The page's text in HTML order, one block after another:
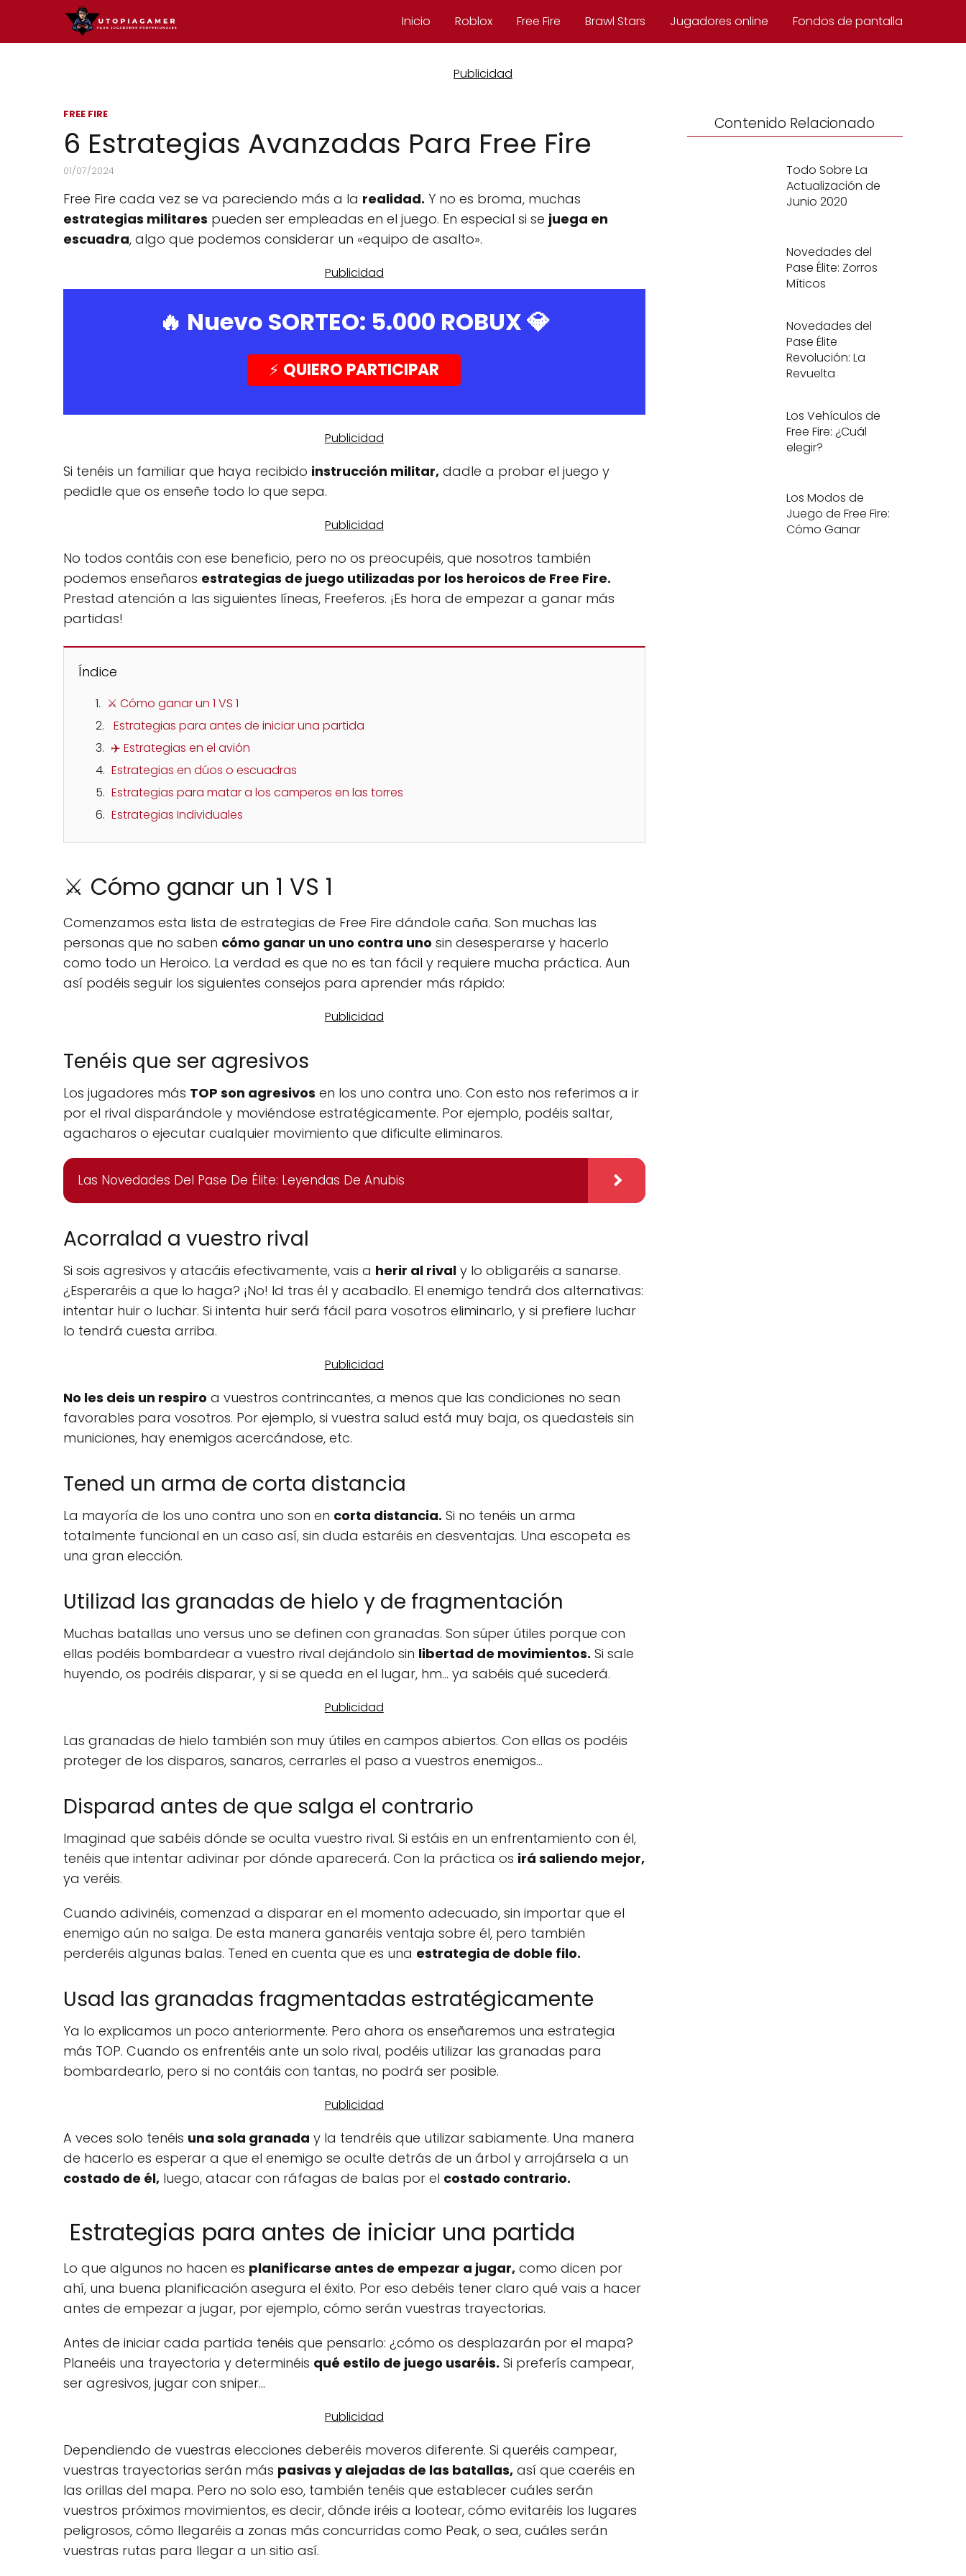
Inicio Roblox Free Fire Brawl Stars Jugadores online Fondos de pantalla
FREE FIRE
6 Estrategias Avanzadas Para Free Fire
01/07/2024
Free Fire cada vez se va pareciendo más a la realidad. Y no es broma, muchas
estrategias militares pueden ser empleadas en el juego. En especial si se juega en
escuadra, algo que podemos considerar un «equipo de asalto».
🔥 Nuevo SORTEO: 5.000 ROBUX💎
⚡️ QUIERO PARTICIPAR
Si tenéis un familiar que haya recibido instrucción militar, dadle a probar el juego y
pedidle que os enseñe todo lo que sepa.
No todos contáis con ese beneficio, pero no os preocupéis, que nosotros también
podemos enseñaros estrategias de juego utilizadas por los heroicos de Free Fire.
Prestad atención a las siguientes líneas, Freeferos. ¡Es hora de empezar a ganar más
partidas!
Índice
⚔️ Cómo ganar un 1 VS 1
️ Estrategias para antes de iniciar una partida
✈️ Estrategias en el avión
Estrategias en dúos o escuadras
Estrategias para matar a los camperos en las torres
Estrategias Individuales
⚔️ Cómo ganar un 1 VS 1
Comenzamos esta lista de estrategias de Free Fire dándole caña. Son muchas las
personas que no saben cómo ganar un uno contra uno sin desesperarse y hacerlo
como todo un Heroico. La verdad es que no es tan fácil y requiere mucha práctica. Aun
así podéis seguir los siguientes consejos para aprender más rápido:
Tenéis que ser agresivos
Los jugadores más TOP son agresivos en los uno contra uno. Con esto nos referimos a ir
por el rival disparándole y moviéndose estratégicamente. Por ejemplo, podéis saltar,
agacharos o ejecutar cualquier movimiento que dificulte eliminaros.
Las Novedades Del Pase De Élite: Leyendas De Anubis
Acorralad a vuestro rival
Si sois agresivos y atacáis efectivamente, vais a herir al rival y lo obligaréis a sanarse.
¿Esperaréis a que lo haga? ¡No! Id tras él y acabadlo. El enemigo tendrá dos alternativas:
intentar huir o luchar. Si intenta huir será fácil para vosotros eliminarlo, y si prefiere luchar
lo tendrá cuesta arriba.
No les deis un respiro a vuestros contrincantes, a menos que las condiciones no sean
favorables para vosotros. Por ejemplo, si vuestra salud está muy baja, os quedasteis sin
municiones, hay enemigos acercándose, etc.
Tened un arma de corta distancia
La mayoría de los uno contra uno son en corta distancia. Si no tenéis un arma
totalmente funcional en un caso así, sin duda estaréis en desventajas. Una escopeta es
una gran elección.
Utilizad las granadas de hielo y de fragmentación
Muchas batallas uno versus uno se definen con granadas. Son súper útiles porque con
ellas podéis bombardear a vuestro rival dejándolo sin libertad de movimientos. Si sale
huyendo, os podréis disparar, y si se queda en el lugar, hm… ya sabéis qué sucederá.
Las granadas de hielo también son muy útiles en campos abiertos. Con ellas os podéis
proteger de los disparos, sanaros, cerrarles el paso a vuestros enemigos…
Disparad antes de que salga el contrario
Imaginad que sabéis dónde se oculta vuestro rival. Si estáis en un enfrentamiento con él,
tenéis que intentar adivinar por dónde aparecerá. Con la práctica os irá saliendo mejor,
ya veréis.
Cuando adivinéis, comenzad a disparar en el momento adecuado, sin importar que el
enemigo aún no salga. De esta manera ganaréis ventaja sobre él, pero también
perderéis algunas balas. Tened en cuenta que es una estrategia de doble filo.
Usad las granadas fragmentadas estratégicamente
Ya lo explicamos un poco anteriormente. Pero ahora os enseñaremos una estrategia
más TOP. Cuando os enfrentéis ante un solo rival, podéis utilizar las granadas para
bombardearlo, pero si no contáis con tantas, no podrá ser posible.
A veces solo tenéis una sola granada y la tendréis que utilizar sabiamente. Una manera
de hacerlo es esperar a que el enemigo se oculte detrás de un árbol y arrojársela a un
costado de él, luego, atacar con ráfagas de balas por el costado contrario.
️ Estrategias para antes de iniciar una partida
Lo que algunos no hacen es planificarse antes de empezar a jugar, como dicen por
ahí, una buena planificación asegura el éxito. Por eso debéis tener claro qué vais a hacer
antes de empezar a jugar, por ejemplo, cómo serán vuestras trayectorias.
Antes de iniciar cada partida tenéis que pensarlo: ¿cómo os desplazarán por el mapa?
Planeéis una trayectoria y determinéis qué estilo de juego usaréis. Si preferís campear,
ser agresivos, jugar con sniper…
Dependiendo de vuestras elecciones deberéis moveros diferente. Si queréis campear,
vuestras trayectorias serán más pasivas y alejadas de las batallas, así que caeréis en
las orillas del mapa. Pero no solo eso, también tenéis que establecer cuáles serán
vuestros próximos movimientos, es decir, dónde iréis a lootear, cómo evitaréis los lugares
peligrosos, cómo llegaréis a zonas más concurridas como Peak, o sea, cuáles serán
vuestras rutas para llegar a un sitio así.
Contenido Relacionado
Todo Sobre La
Actualización de
Junio 2020
Novedades del
Pase Élite: Zorros
Míticos
Novedades del
Pase Élite
Revolución: La
Revuelta
Los Vehículos de
Free Fire: ¿Cuál
elegir?
Los Modos de
Juego de Free Fire:
Cómo Ganar